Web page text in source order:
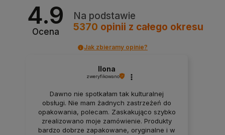
4.9
Ocena
Na podstawie
5370 opinii z całego okresu
Jak zbieramy opinie?
Ilona
zweryfikowano
Dawno nie spotkałam tak kulturalnej
obsługi. Nie mam żadnych zastrzeżeń do
opakowania, polecam. Zaskakująco szybko
zrealizowano moje zamówienie. Produkty
bardzo dobrze zapakowane, oryginalne i w